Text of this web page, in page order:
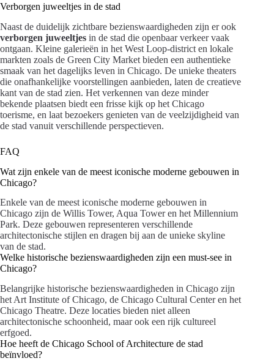
Verborgen juweeltjes in de stad
Naast de duidelijk zichtbare bezienswaardigheden zijn er ook
verborgen juweeltjes in de stad die openbaar verkeer vaak
ontgaan. Kleine galerieën in het West Loop-district en lokale
markten zoals de Green City Market bieden een authentieke
smaak van het dagelijks leven in Chicago. De unieke theaters
die onafhankelijke voorstellingen aanbieden, laten de creatieve
kant van de stad zien. Het verkennen van deze minder
bekende plaatsen biedt een frisse kijk op het Chicago
toerisme, en laat bezoekers genieten van de veelzijdigheid van
de stad vanuit verschillende perspectieven.
FAQ
Wat zijn enkele van de meest iconische moderne gebouwen in
Chicago?
Enkele van de meest iconische moderne gebouwen in
Chicago zijn de Willis Tower, Aqua Tower en het Millennium
Park. Deze gebouwen representeren verschillende
architectonische stijlen en dragen bij aan de unieke skyline
van de stad.
Welke historische bezienswaardigheden zijn een must-see in
Chicago?
Belangrijke historische bezienswaardigheden in Chicago zijn
het Art Institute of Chicago, de Chicago Cultural Center en het
Chicago Theatre. Deze locaties bieden niet alleen
architectonische schoonheid, maar ook een rijk cultureel
erfgoed.
Hoe heeft de Chicago School of Architecture de stad
beïnvloed?